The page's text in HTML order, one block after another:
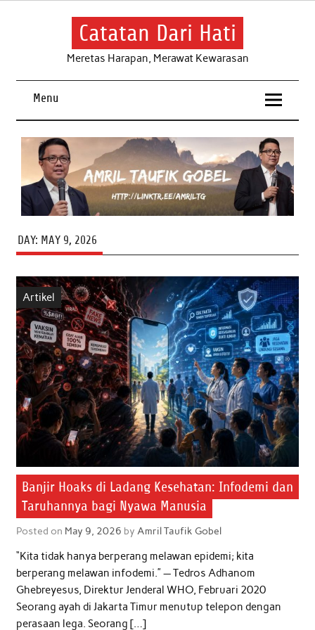
Skip
Catatan Dari Hati
Meretas Harapan, Merawat Kewarasan
Menu
DAY: MAY 9, 2026
Artikel
Banjir Hoaks di Ladang Kesehatan: Infodemi dan
Taruhannya bagi Nyawa Manusia
Posted on May 9, 2026 by Amril Taufik Gobel
“Kita tidak hanya berperang melawan epidemi; kita
berperang melawan infodemi.” — Tedros Adhanom
Ghebreyesus, Direktur Jenderal WHO, Februari 2020
Seorang ayah di Jakarta Timur menutup telepon dengan
perasaan lega. Seorang […]